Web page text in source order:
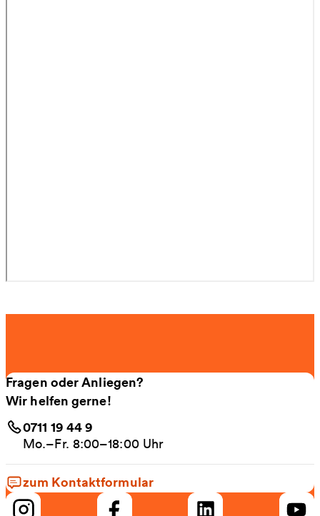
Fragen oder Anliegen?
Wir helfen gerne!
0711 19 44 9
Mo.–Fr. 8:00–18:00 Uhr
zum Kontaktformular